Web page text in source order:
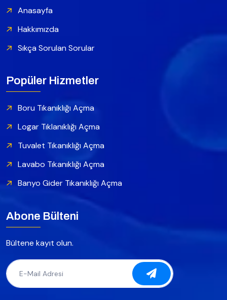
Anasayfa
Hakkımızda
Sıkça Sorulan Sorular
Popüler Hizmetler
Boru Tıkanıklığı Açma
Logar Tıklanıklığı Açma
Tuvalet Tıkanıklığı Açma
Lavabo Tıkanıklığı Açma
Banyo Gider Tıkanıklığı Açma
Abone Bülteni
Bültene kayıt olun.